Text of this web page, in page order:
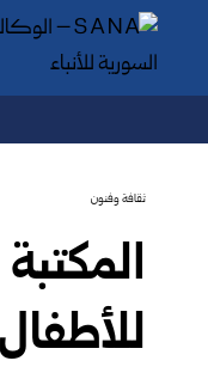
ثقافة وفنون